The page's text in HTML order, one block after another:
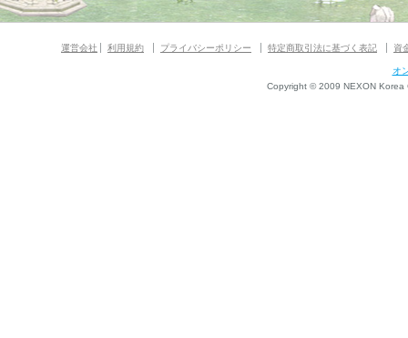
運営会社 利用規約 プライバシーポリシー 特定商取引法に基づく表記 資
オ
Copyright © 2009 NEXON Korea